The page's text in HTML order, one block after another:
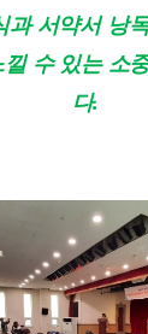
과 서약서 낭
수 있는 소
다.